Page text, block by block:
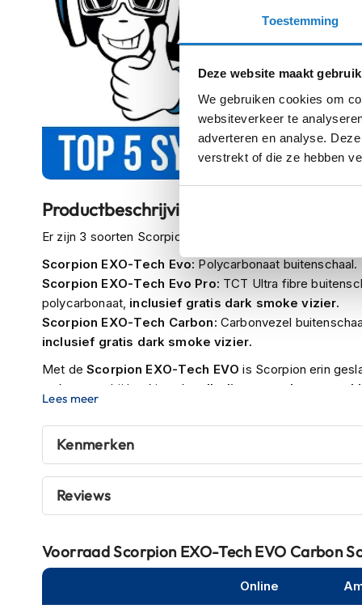
Toestemming
Deze website maakt
We gebruiken cookies om
websiteverkeer te
adverteren en analyse.
verstrekt of die ze hebben
Dames
motorjassen
motorjassen
motorjassen
Textiele
motorjassen
Motorbroeken
Heren
Dames
motorbroeken
motorbroeken
Waterdichte
motorbroeken
motorbroeken
Textiel
Productbeschrijving
Er zijn 3 soorten Scorpion EXO-Tech Evo modellen, dit
Scorpion EXO-Tech Evo: Polycarbonaat buitenschaal.
Scorpion EXO-Tech Evo Pro: TCT Ultra fibre
polycarbonaat, inclusief gratis dark smoke vizier.
Scorpion EXO-Tech Carbon: Carbonvezel
inclusief gratis dark smoke vizier.
Met deScorpion EXO-Tech EVO is Scorpion erin
maken waarbij het kinstuk
volledig naar achteren
aerodynamica en een betere gewichtsverdeling
mogelijkheid om met het heldere vizier te blijven rijden
Scorpion EXO-Tech
De buitenschaal van deze helm is gemaakt van
om te weten is dat deze helm
jethelm goedgekeurd en als integraalhelm.
eenpinlock vizier. Dit om de kans op beslaan zoveel
Lees meer
Play
Kenmerken
Reviews
VoorraadScorpion EXO-Tech EVO Carbon
Online